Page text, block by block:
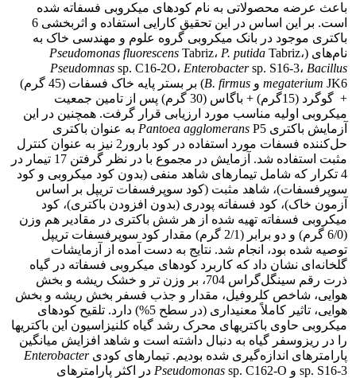
باعث عرضه محصولاتی به نام کودهای میکروبی فسفاته شده
است. بر این اساس در این تحقیق کارایی استفاده و اثربخشی 6
باکتری موجود در بانک میکروبی گروه علوم و مهندسی خاک به
نام‌های (
Pseudomonas fluorescens Tabriz، P. putida Tabriz،
Pseudomnas sp. C16-2O، Enterobactersp. S16-3، Bacillus
megaterium JK6 و B. firmus
) بر بستر پایه ﺧﺎک ﻓﺴﻔﺎت (45 ﮔﺮم)
+ ﮔﻮﮔﺮد (15ﮔﺮم) + باگاس (30 ﮔﺮم) پس از تامین جمعیت
میکروبی اولیه مناسب مورد ارزیابی قرار گرفت. همچنین در این
آزمایش باکتری
Pantoea agglomerans
P5 به عنوان باکتری
حل‌کننده فسفات مورد استفاده در کود بارور2 نیز به عنوان کنترل
مثبت استفاده شد. آزمایش در مجموع با در نظر گرفتن 17 تیمار در
4 تکرار که شامل تیمارهای شاهد منفی (بدون کود میکروبی و کود
سوپرفسفات)، شاهد مثبت (کود سوپرفسفات تریپل بر اساس
آزمون خاک)، کود فسفاته پودری (بدون افزودن باکتری)، کود
میکروبی فسفاته تهیه شده از هر شش باکتری در مقادیر هم‌ وزن
(6/0 گرم) و دو برابر (2/1 گرم) مقدار کود سوپرفسفات تریپل
توصیه شده بود، انجام شد. نتایج به دست آمده از آزمایشات
گلخانه‌ای نشان داد که کاربرد کودهای میکروبی فسفاته در گیاه
ذرت رقم سینگل‌گراس 704، بر وزن تر و خشک ریشه و بخش
هوایی، شاخص کلروفیل، مقدار و جذب فسفر بخش ریشه و بخش
هوایی، تاثیر کاملاً معنی­داری (در سطح 5%) دارد. تلقیح کودهای
میکروبی حاوی باکتریهای محرک رشد گیاه کلنیزاسیون این باکتریها
را در ریزوسفر گیاه به دنبال داشته است و شاهد افزایش میانگین
پارامترهای اندازه‌گیری شده بودیم. تیمارهای کودیEnterobacter
sp. S16-3 و
Pseudomonas sp. C162-O در اکثر پارامترهای